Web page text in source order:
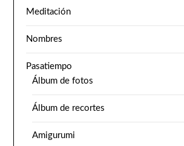
Meditación
Nombres
Pasatiempo
Álbum de fotos
Álbum de recortes
Amigurumi